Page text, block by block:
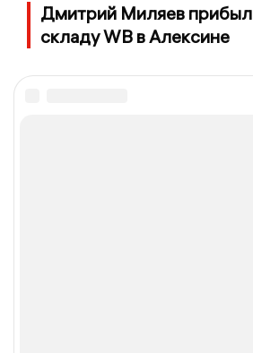
Дмитрий Миляев
складу WB в Алексине